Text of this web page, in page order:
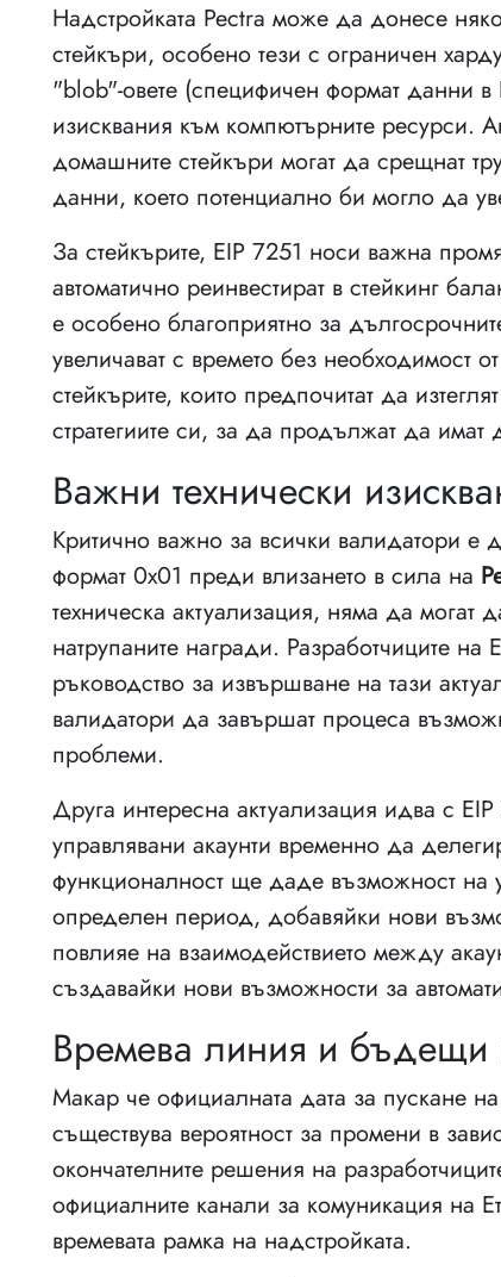
Надстройката Pectra може да донесе
стейкъри, особено тези с ограничен
"blob"-овете (специфичен формат данни
изисквания към компютърните ресурси.
домашните стейкъри могат да срещнат
данни, което потенциално би могло да
За стейкърите, EIP 7251 носи важна
автоматично реинвестират в стейкинг
е особено благоприятно за
увеличават с времето без необходимост
стейкърите, които предпочитат да
стратегиите си, за да продължат да
Важни технически
Критично важно за всички валидатори е
формат 0x01 преди влизането в сила на
техническа актуализация, няма да могат
натрупаните награди. Разработчиците
ръководство за извършване на тази
валидатори да завършат процеса
проблеми.
Друга интересна актуализация идва с
управлявани акаунти временно да
функционалност ще даде възможност на
определен период, добавяйки нови
повлияе на взаимодействието между
създавайки нови възможности за
Времева линия и бъдещи
Макар че официалната дата за пускане
съществува вероятност за промени в
окончателните решения на
официалните канали за комуникация на
времевата рамка на надстройката.